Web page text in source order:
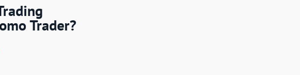
Trader?